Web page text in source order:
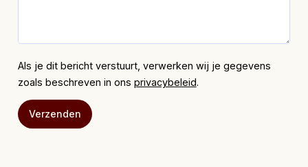
Als je dit bericht verstuurt, verwerken wij je gegevens
zoals beschreven in ons privacybeleid.